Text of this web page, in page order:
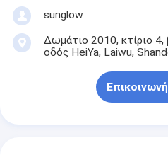
sunglow
Δωμάτιο 2010, κτίριο 4,
οδός HeiYa, Laiwu,